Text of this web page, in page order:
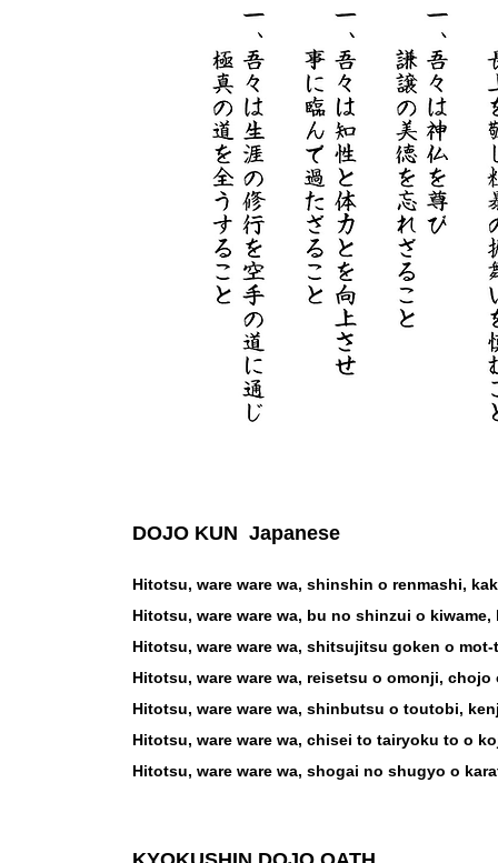
DOJO KUN Japanese
Hitotsu, ware ware wa, shinshin o renmashi,
Hitotsu, ware ware wa, bu no shinzui o
Hitotsu, ware ware wa, shitsujitsu goken o
Hitotsu, ware ware wa, reisetsu o omonji,
Hitotsu, ware ware wa, shinbutsu o toutobi,
Hitotsu, ware ware wa, chisei to tairyoku to o
Hitotsu, ware ware wa, shogai no shugyo o